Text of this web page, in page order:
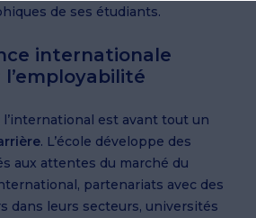
de ses étudiants.
internationale
l’international est avant tout un
. L’école développe des
aux attentes du marché du
partenariats avec des
dans leurs secteurs, universités